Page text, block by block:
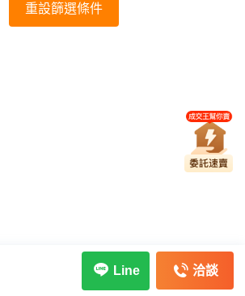
重設篩選條件
Line 洽談